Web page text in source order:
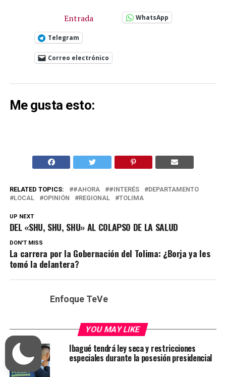
Entrada WhatsApp
Telegram
Correo electrónico
Me gusta esto:
RELATED TOPICS: #AHORA #INTERÉS
DEPARTAMENTO
LOCAL
OPINIÓN REGIONAL TOLIMA
UP NEXT
DEL «SHU, SHU, SHU» AL COLAPSO DE LA SALUD
DON'T MISS
La carrera por la Gobernación del Tolima: ¿Borja ya les
tomó la delantera?
Enfoque TeVe
YOU MAY LIKE
Ibagué tendrá ley seca y restricciones
especiales durante la posesión presidencial